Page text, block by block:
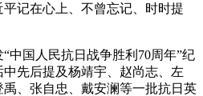
记在心上、不曾忘记、时时提
国人民抗日战争胜利70周年”纪
先后提及杨靖宇、赵尚志、左
、张自忠、戴安澜等一批抗日英